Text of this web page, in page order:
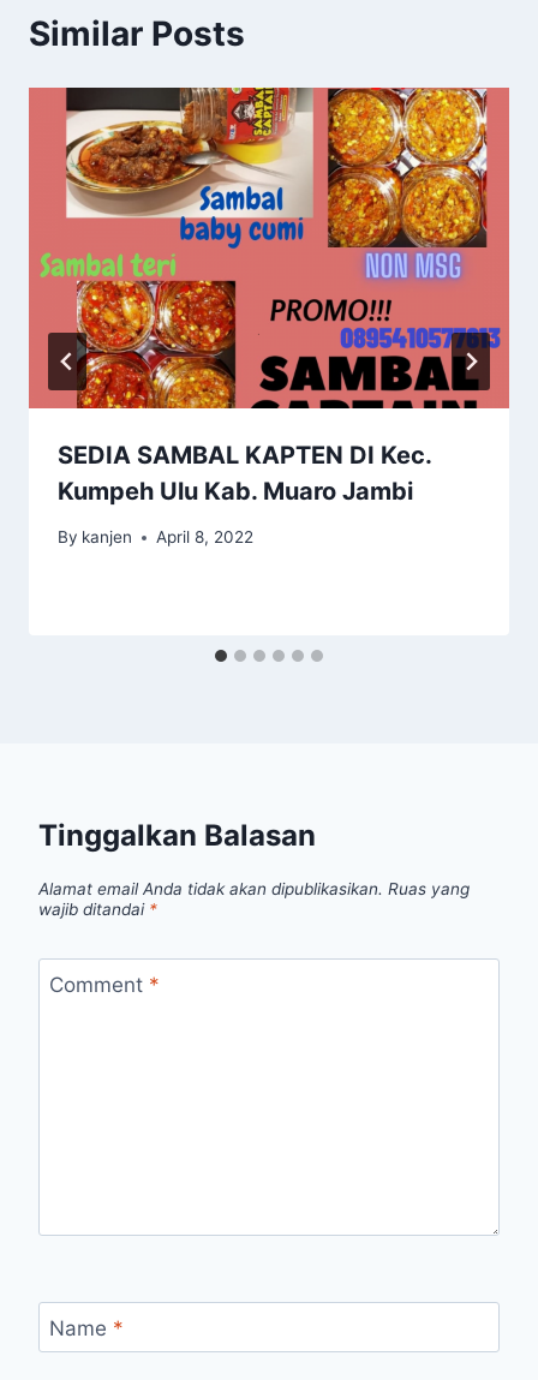
Similar Posts
SEDIA SAMBAL KAPTEN DI Kec.
Kumpeh Ulu Kab. Muaro Jambi
By kanjen April 8, 2022
Tinggalkan Balasan
Alamat email Anda tidak akan dipublikasikan. Ruas yang
wajib ditandai *
Comment *
Name *